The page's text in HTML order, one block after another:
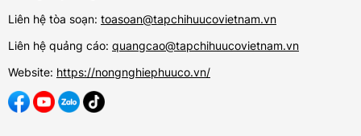
Liên hệ tòa soạn: toasoan@tapchihuucovietnam.vn
Liên hệ quảng cáo: quangcao@tapchihuucovietnam.vn
Website: https://nongnghiephuuco.vn/